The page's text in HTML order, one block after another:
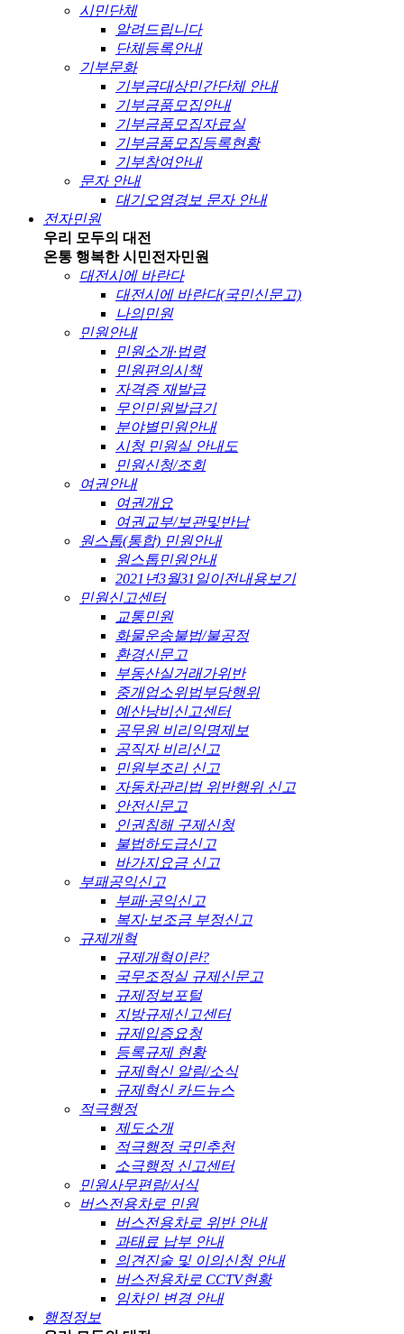
시민단체
알려드립니다
단체등록안내
기부문화
기부금대상민간단체 안내
기부금품모집안내
기부금품모집자료실
기부금품모집등록현황
기부참여안내
문자 안내
대기오염경보 문자 안내
전자민원
우리 모두의 대전
온통 행복한 시민전자민원
대전시에 바란다
대전시에 바란다(국민신문고)
나의민원
민원안내
민원소개·법령
민원편의시책
자격증 재발급
무인민원발급기
분야별민원안내
시청 민원실 안내도
민원신청/조회
여권안내
여권개요
여권교부/보관및반납
원스톱(통합) 민원안내
원스톱민원안내
2021년3월31일이전내용보기
민원신고센터
교통민원
화물운송불법/불공정
환경신문고
부동산실거래가위반
중개업소위법부당행위
예산낭비신고센터
공무원 비리익명제보
공직자 비리신고
민원부조리 신고
자동차관리법 위반행위 신고
안전신문고
인권침해 구제신청
불법하도급신고
바가지요금 신고
부패공익신고
부패·공익신고
복지·보조금 부정신고
규제개혁
규제개혁이란?
국무조정실 규제신문고
규제정보포털
지방규제신고센터
규제입증요청
등록규제 현황
규제혁신 알림/소식
규제혁신 카드뉴스
적극행정
제도소개
적극행정 국민추천
소극행정 신고센터
민원사무편람/서식
버스전용차로 민원
버스전용차로 위반 안내
과태료 납부 안내
의견진술 및 이의신청 안내
버스전용차로 CCTV현황
임차인 변경 안내
행정정보